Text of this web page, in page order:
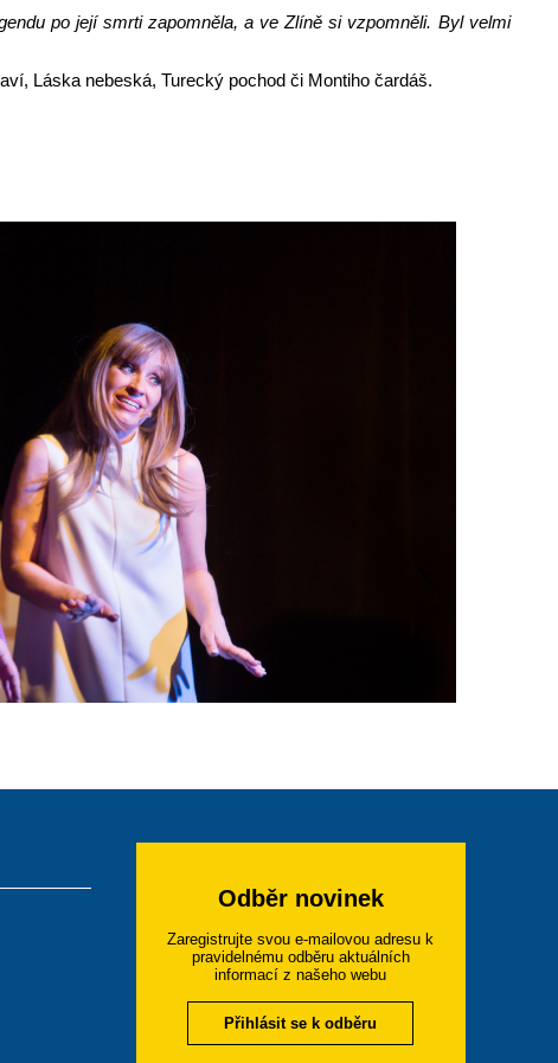
po její smrti zapomněla, a ve Zlíně si vzpomněli. Byl velmi
Láska nebeská, Turecký pochod či Montiho čardáš.
Odběr novinek
Zaregistrujte svou e-mailovou adresu k
pravidelnému odběru aktuálních
informací z našeho webu
Přihlásit se k odběru